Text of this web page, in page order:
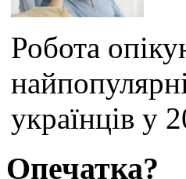
Робота
українців у
Опечатка?